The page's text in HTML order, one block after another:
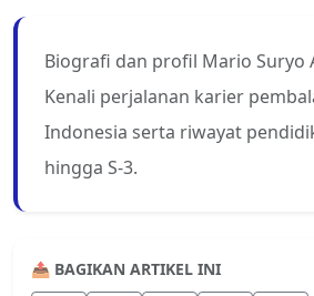
Biografi dan profil Mario Suryo
Kenali perjalanan karier
Indonesia serta riwayat
hingga S-3.
📤 BAGIKAN ARTIKEL INI